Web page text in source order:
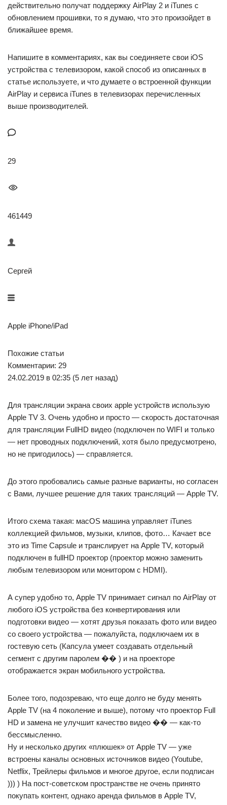
действительно получат поддержку AirPlay 2 и iTunes с
обновлением прошивки, то я думаю, что это произойдет в
ближайшее время.
Напишите в комментариях, как вы соединяете свои iOS
устройства с телевизором, какой способ из описанных в
статье используете, и что думаете о встроенной функции
AirPlay и сервиса iTunes в телевизорах перечисленных
выше производителей.
29
461449
Сергей
Apple iPhone/iPad
Похожие статьи
Комментарии: 29
24.02.2019 в 02:35 (5 лет назад)
Для трансляции экрана своих apple устройств использую
Apple TV 3. Очень удобно и просто — скорость достаточная
для трансляции FullHD видео (подключен по WIFI и только
— нет проводных подключений, хотя было предусмотрено,
но не пригодилось) — справляется.
До этого пробовались самые разные варианты, но согласен
с Вами, лучшее решение для таких трансляций — Apple TV.
Итого схема такая: масOS машина управляет iTunes
коллекцией фильмов, музыки, клипов, фото… Качает все
это из Time Capsule и транслирует на Apple TV, который
подключен в fullHD проектор (проектор можно заменить
любым телевизором или монитором с HDMI).
А супер удобно то, Apple TV принимает сигнал по AirPlay от
любого iOS устройства без конвертирования или
подготовки видео — хотят друзья показать фото или видео
со своего устройства — пожалуйста, подключаем их в
гостевую сеть (Капсула умеет создавать отдельный
сегмент с другим паролем �� ) и на проекторе
отображается экран мобильного устройства.
Более того, подозреваю, что еще долго не буду менять
Apple TV (на 4 поколение и выше), потому что проектор Full
HD и замена не улучшит качество видео �� — как-то
бессмысленно.
Ну и несколько других «плюшек» от Apple TV — уже
встроены каналы основных источников видео (Youtube,
Netflix, Трейлеры фильмов и многое другое, если подписан
))) ) На пост-советском пространстве не очень принято
покупать контент, однако аренда фильмов в Apple TV,